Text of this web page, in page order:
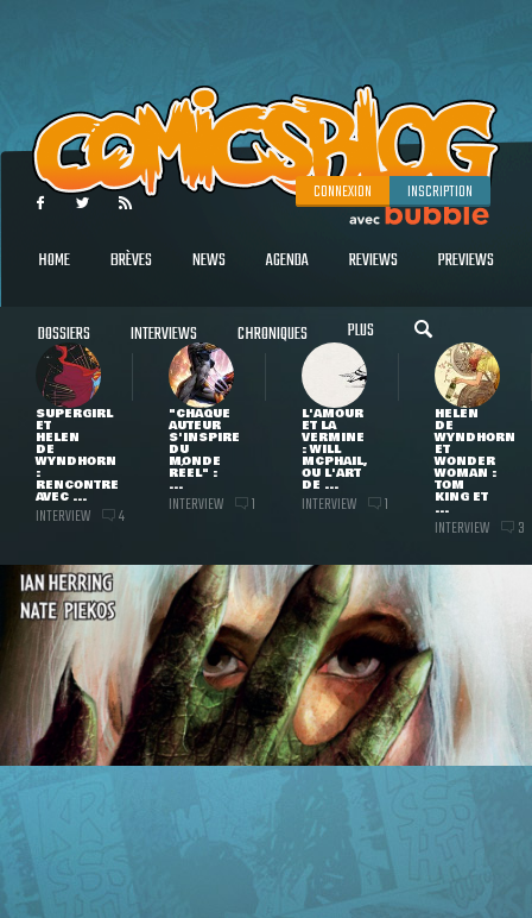
CONNEXION INSCRIPTION
HOME BRÈVES NEWS AGENDA REVIEWS PREVIEWS
DOSSIERS INTERVIEWS CHRONIQUES PLUS
SUPERGIRL
ET
HELEN
DE
WYNDHORN
:
RENCONTRE
AVEC ...
INTERVIEW 4
"CHAQUE
AUTEUR
S'INSPIRE
DU
MONDE
RÉEL" :
...
INTERVIEW 1
L'AMOUR
ET LA
VERMINE
: WILL
MCPHAIL,
OU L'ART
DE ...
INTERVIEW 1
HELEN
DE
WYNDHORN
ET
WONDER
WOMAN :
TOM
KING ET
...
INTERVIEW 3